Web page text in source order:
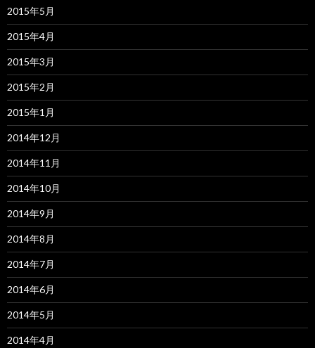
2015年5月
2015年4月
2015年3月
2015年2月
2015年1月
2014年12月
2014年11月
2014年10月
2014年9月
2014年8月
2014年7月
2014年6月
2014年5月
2014年4月